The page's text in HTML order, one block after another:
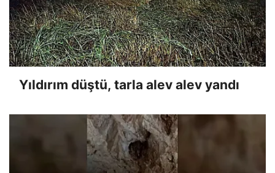
Yıldırım düştü, tarla alev alev yandı